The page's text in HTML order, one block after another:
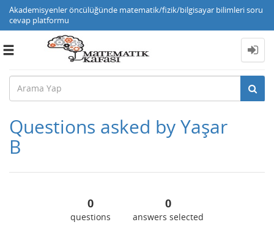
Akademisyenler öncülüğünde matematik/fizik/bilgisayar bilimleri soru
cevap platformu
Toggle
Questions asked by Yaşar
B
0
questions
0
answers selected